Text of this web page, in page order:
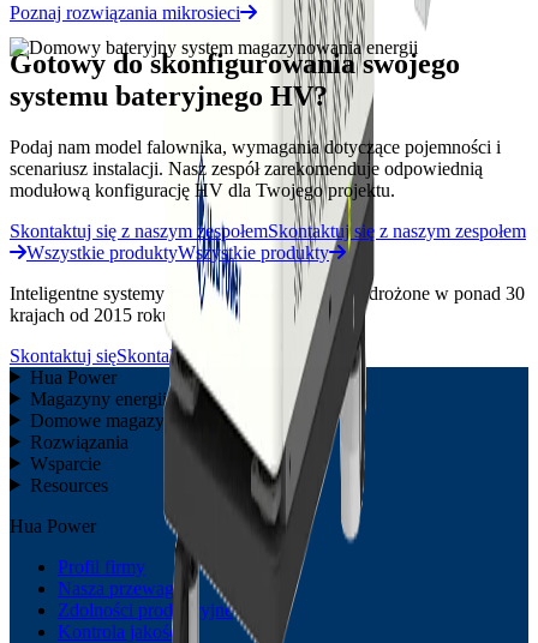
Poznaj rozwiązania mikrosieci
Gotowy do skonfigurowania swojego
systemu bateryjnego HV?
Podaj nam model falownika, wymagania dotyczące pojemności i
scenariusz instalacji. Nasz zespół zarekomenduje odpowiednią
modułową konfigurację HV dla Twojego projektu.
Skontaktuj się z naszym zespołemSkontaktuj się z naszym zespołem
Wszystkie produktyWszystkie produkty
Inteligentne systemy magazynowania energii wdrożone w ponad 30
krajach od 2015 roku.
Skontaktuj sięSkontaktuj się
Hua Power
Magazyny energii C&I
Domowe magazyny energii
Rozwiązania
Wsparcie
Resources
Hua Power
Profil firmy
Nasza przewaga
Zdolności produkcyjne
Kontrola jakości